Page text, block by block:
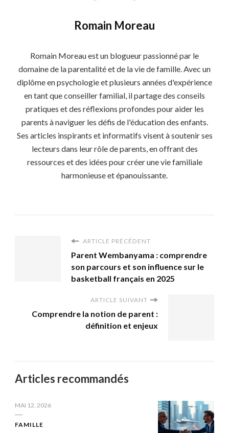
Romain Moreau
Romain Moreau est un blogueur passionné par le
domaine de la parentalité et de la vie de famille. Avec un
diplôme en psychologie et plusieurs années d'expérience
en tant que conseiller familial, il partage des conseils
pratiques et des réflexions profondes pour aider les
parents à naviguer les défis de l'éducation des enfants.
Ses articles inspirants et informatifs visent à soutenir ses
lecteurs dans leur rôle de parents, en offrant des
ressources et des idées pour créer une vie familiale
harmonieuse et épanouissante.
ARTICLE PRÉCÉDENT
Parent Wembanyama : comprendre
son parcours et son influence sur le
basketball français en 2025
ARTICLE SUIVANT
Comprendre la notion de parent :
définition et enjeux
Articles recommandés
MAI 12, 2026
FAMILLE